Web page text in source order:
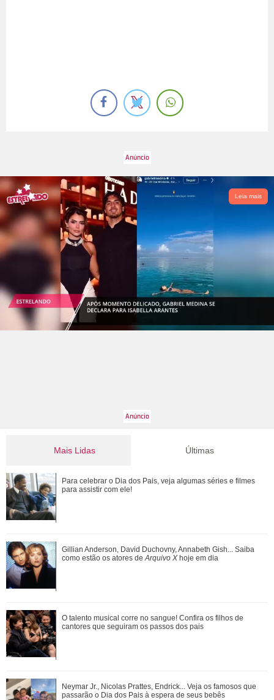
Leia mais
Mais Lidas
Bruna Marquezine, Camila Cabello, Hailey Bieber...
Relembre os amores - e affairs - de Shawn ...
Além de Ariana Grande, confira famosas que já foram
criticadas pelos corpos magros (e rebat...
Ariana Grande faz desabafo em show sobre decisão de
pausar a carreira: Não foi uma reação...
Gillian Anderson, David Duchovny, Annabeth Gish... Saiba
como estão os atores de Arquivo X h...
Últimas
Para celebrar o Dia dos Pais, veja algumas séries e filmes
para assistir com ele!
Gillian Anderson, David Duchovny, Annabeth Gish... Saiba
como estão os atores de Arquivo X hoje em dia
O talento musical corre no sangue! Confira os filhos de
cantores que seguiram os passos dos pais
Neymar Jr., Nicolas Prattes, Endrick... Veja os famosos que
passarão o Dia dos Pais à espera de seus bebês